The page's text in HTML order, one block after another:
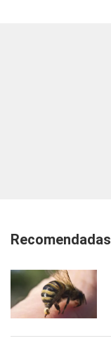
Recomendadas